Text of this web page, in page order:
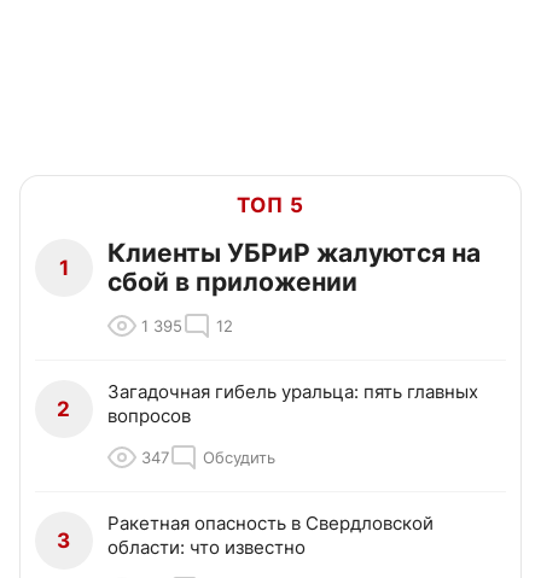
ТОП 5
1
Клиенты УБРиР жалуются на
сбой в приложении
1 395 12
2
Загадочная гибель уральца: пять главных
вопросов
347 Обсудить
3
Ракетная опасность в Свердловской
области: что известно